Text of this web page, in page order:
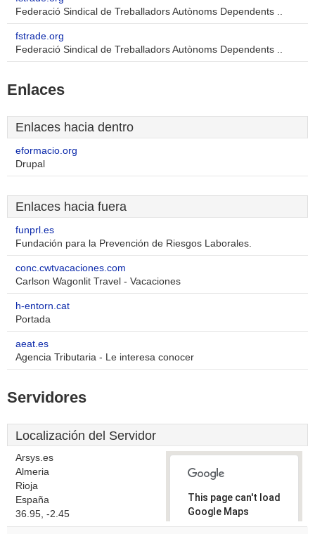
Federació Sindical de Treballadors Autònoms Dependents ..
fstrade.org
Federació Sindical de Treballadors Autònoms Dependents ..
Enlaces
Enlaces hacia dentro
eformacio.org
Drupal
Enlaces hacia fuera
funprl.es
Fundación para la Prevención de Riesgos Laborales.
conc.cwtvacaciones.com
Carlson Wagonlit Travel - Vacaciones
h-entorn.cat
Portada
aeat.es
Agencia Tributaria - Le interesa conocer
Servidores
Localización del Servidor
Arsys.es
Almeria
Rioja
España
36.95, -2.45
This page can't load
Google Maps
correctly.